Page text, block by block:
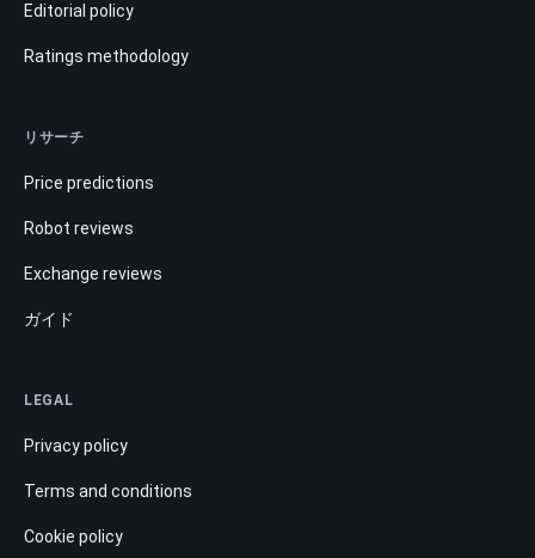
Editorial policy
Ratings methodology
リサーチ
Price predictions
Robot reviews
Exchange reviews
ガイド
LEGAL
Privacy policy
Terms and conditions
Cookie policy